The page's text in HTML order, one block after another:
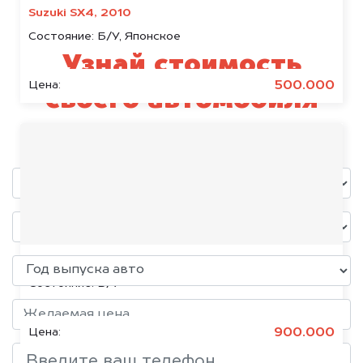
Suzuki SX4, 2010
Состояние: Б/У, Японское
Цена: 500.000
Chevrolet Cruze, 2018
Состояние:Б/У
Цена: 900.000
Узнай стоимость
своего автомобиля